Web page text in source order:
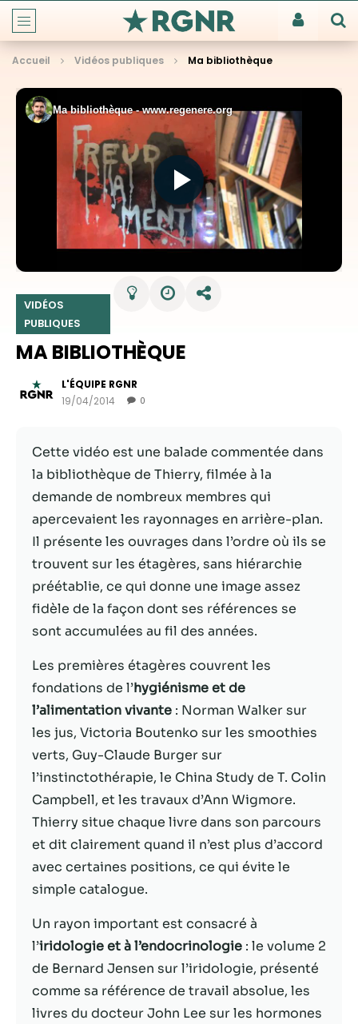
Accueil Vidéos publiques Ma bibliothèque
VIDÉOS
PUBLIQUES
MA BIBLIOTHÈQUE
L'ÉQUIPE RGNR
19/04/2014
0
Cette vidéo est une balade commentée dans
la bibliothèque de Thierry, filmée à la
demande de nombreux membres qui
apercevaient les rayonnages en arrière-plan.
Il présente les ouvrages dans l’ordre où ils se
trouvent sur les étagères, sans hiérarchie
préétablie, ce qui donne une image assez
fidèle de la façon dont ses références se
sont accumulées au fil des années.
Les premières étagères couvrent les
fondations de l’hygiénisme et de
l’alimentation vivante : Norman Walker sur
les jus, Victoria Boutenko sur les smoothies
verts, Guy-Claude Burger sur
l’instinctothérapie, le China Study de T. Colin
Campbell, et les travaux d’Ann Wigmore.
Thierry situe chaque livre dans son parcours
et dit clairement quand il n’est plus d’accord
avec certaines positions, ce qui évite le
simple catalogue.
Un rayon important est consacré à
l’iridologie et à l’endocrinologie : le volume 2
de Bernard Jensen sur l’iridologie, présenté
comme sa référence de travail absolue, les
livres du docteur John Lee sur les hormones
Nécessaire
Ces cookies ne
sont pas
facultatifs. Ils
nécessaires au
fonctionnement
du site Web.
Statistiques
puissions
améliorer la
fonctionnalité
du site Web,
en fonction
Web est
Experience
Afin que notre